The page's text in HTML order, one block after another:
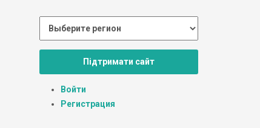
Підтримати сайт
Войти
Регистрация